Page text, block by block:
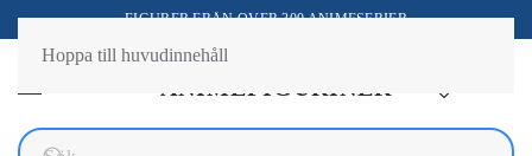
Hoppa till huvudinnehåll
FIGURER FRÅN ÖVER 300 ANIMESERIER